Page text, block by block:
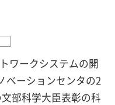
ワークシステムの開
ベーションセンタの2
部科学大臣表彰の科